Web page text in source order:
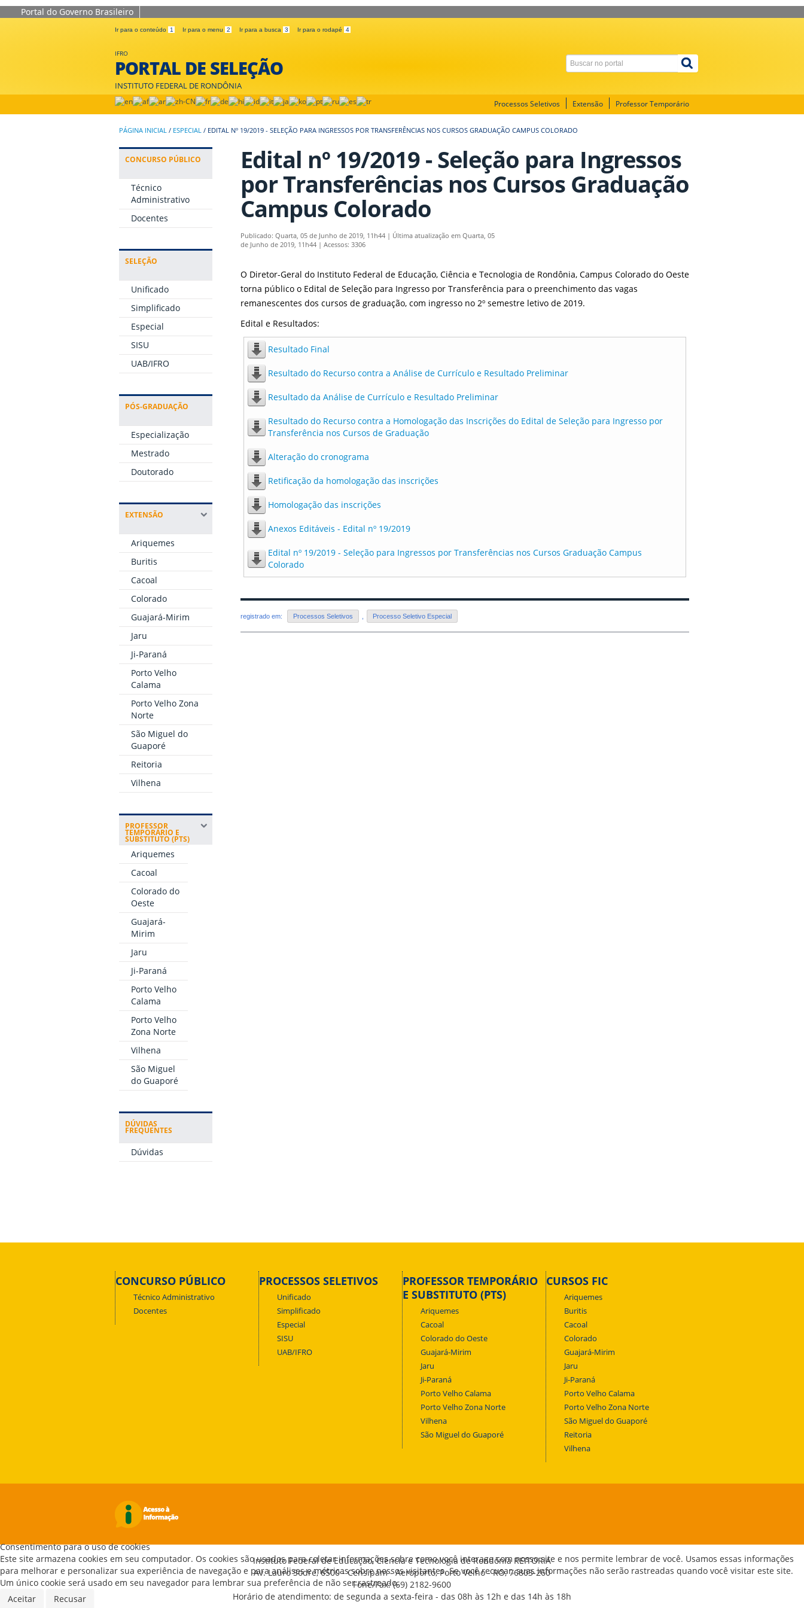
Portal do Governo Brasileiro
Ir para o conteúdo 1 Ir para o menu 2 Ir para a busca 3 Ir para o rodapé 4
IFRO
PORTAL DE SELEÇÃO
INSTITUTO FEDERAL DE RONDÔNIA
Processos Seletivos Extensão Professor Temporário
PÁGINA INICIAL / ESPECIAL / EDITAL Nº 19/2019 - SELEÇÃO PARA INGRESSOS POR TRANSFERÊNCIAS NOS CURSOS GRADUAÇÃO CAMPUS COLORADO
CONCURSO PÚBLICO
Técnico
Administrativo
Docentes
SELEÇÃO
Unificado
Simplificado
Especial
SISU
UAB/IFRO
PÓS-GRADUAÇÃO
Especialização
Mestrado
Doutorado
EXTENSÃO
Ariquemes
Buritis
Cacoal
Colorado
Guajará-Mirim
Jaru
Ji-Paraná
Porto Velho
Calama
Porto Velho Zona
Norte
São Miguel do
Guaporé
Reitoria
Vilhena
PROFESSOR
TEMPORÁRIO E
SUBSTITUTO (PTS)
Ariquemes
Cacoal
Colorado do
Oeste
Guajará-
Mirim
Jaru
Ji-Paraná
Porto Velho
Calama
Porto Velho
Zona Norte
Vilhena
São Miguel
do Guaporé
DÚVIDAS
FREQUENTES
Dúvidas
Edital nº 19/2019 - Seleção para Ingressos
por Transferências nos Cursos Graduação
Campus Colorado
Publicado: Quarta, 05 de Junho de 2019, 11h44 | Última atualização em Quarta, 05
de Junho de 2019, 11h44 | Acessos: 3306
O Diretor-Geral do Instituto Federal de Educação, Ciência e Tecnologia de Rondônia, Campus Colorado do Oeste
torna público o Edital de Seleção para Ingresso por Transferência para o preenchimento das vagas
remanescentes dos cursos de graduação, com ingresso no 2º semestre letivo de 2019.
Edital e Resultados:
Resultado Final
Resultado do Recurso contra a Análise de Currículo e Resultado Preliminar
Resultado da Análise de Currículo e Resultado Preliminar
Resultado do Recurso contra a Homologação das Inscrições do Edital de Seleção para Ingresso por
Transferência nos Cursos de Graduação
Alteração do cronograma
Retificação da homologação das inscrições
Homologação das inscrições
Anexos Editáveis - Edital nº 19/2019
Edital nº 19/2019 - Seleção para Ingressos por Transferências nos Cursos Graduação Campus
Colorado
registrado em: Processos Seletivos Processo Seletivo Especial
CONCURSO PÚBLICO
Técnico Administrativo
Docentes
PROCESSOS SELETIVOS
Unificado
Simplificado
Especial
SISU
UAB/IFRO
PROFESSOR TEMPORÁRIO
E SUBSTITUTO (PTS)
Ariquemes
Cacoal
Colorado do Oeste
Guajará-Mirim
Jaru
Ji-Paraná
Porto Velho Calama
Porto Velho Zona Norte
Vilhena
São Miguel do Guaporé
CURSOS FIC
Ariquemes
Buritis
Cacoal
Colorado
Guajará-Mirim
Jaru
Ji-Paraná
Porto Velho Calama
Porto Velho Zona Norte
São Miguel do Guaporé
Reitoria
Vilhena
Instituto Federal de Educação, Ciência e Tecnologia de Rondônia REITORIA
Av. Lauro Sodré, 6500 - Censipam - Aeroporto, Porto Velho - RO, 76803-260
Fone/Fax: (69) 2182-9600
Horário de atendimento: de segunda a sexta-feira - das 08h às 12h e das 14h às 18h
Consentimento para o uso de cookies
Este site armazena cookies em seu computador. Os cookies são usados para coletar informações sobre como você interage com nosso site e nos permite lembrar de você. Usamos essas informações
para melhorar e personalizar sua experiência de navegação e para análises e métricas sobre nossos visitantes. Se você recusar, suas informações não serão rastreadas quando você visitar este site.
Um único cookie será usado em seu navegador para lembrar sua preferência de não ser rastreado.
Aceitar
Recusar